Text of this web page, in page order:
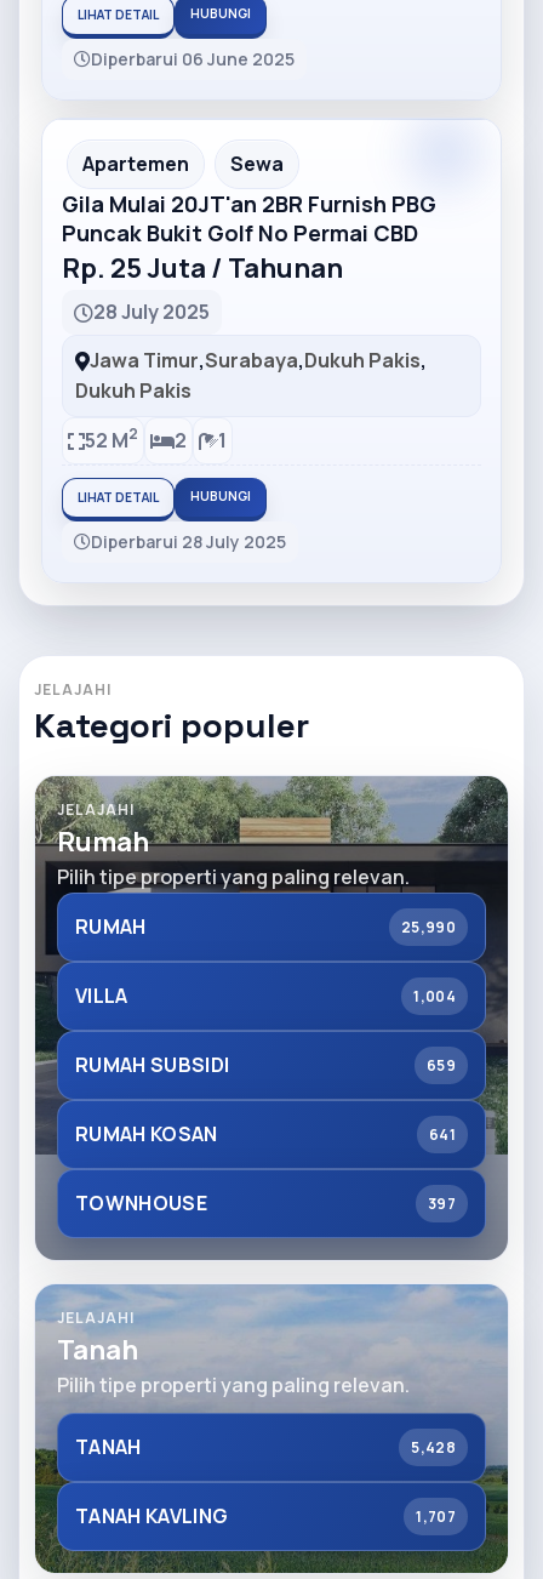
LIHAT DETAIL HUBUNGI
Diperbarui 06 June 2025
Partner Ad
Apartemen Sewa
Gila Mulai 20JT'an 2BR Furnish PBG
Puncak Bukit Golf No Permai CBD
Rp. 25 Juta / Tahunan
28 July 2025
Jawa Timur,Surabaya,Dukuh Pakis,
Dukuh Pakis
52 M2 2 1
LIHAT DETAIL HUBUNGI
Diperbarui 28 July 2025
JELAJAHI
Kategori populer
JELAJAHI
Rumah
Pilih tipe properti yang paling relevan.
RUMAH
25,990
VILLA 1,004
RUMAH SUBSIDI 659
RUMAH KOSAN 641
TOWNHOUSE 397
JELAJAHI
Tanah
Pilih tipe properti yang paling relevan.
TANAH 5,428
TANAH KAVLING 1,707